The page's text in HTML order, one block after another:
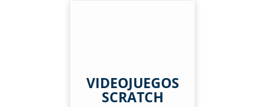
VIDEOJUEGOS
SCRATCH